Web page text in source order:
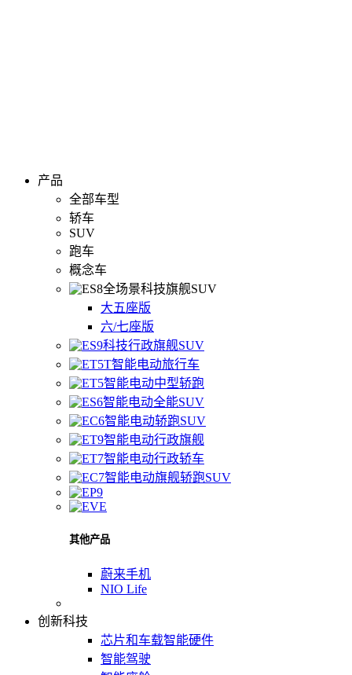
产品
全部车型
轿车
SUV
跑车
概念车
全场景科技旗舰SUV
大五座版
六/七座版
科技行政旗舰SUV
智能电动旅行车
智能电动中型轿跑
智能电动全能SUV
智能电动轿跑SUV
智能电动行政旗舰
智能电动行政轿车
智能电动旗舰轿跑SUV
其他产品
蔚来手机
NIO Life
创新科技
芯片和车载智能硬件
智能驾驶